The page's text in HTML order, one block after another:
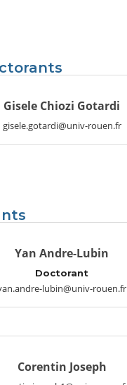
Gisele Chiozi Gotardi
gisele.gotardi@univ-rouen.fr
Yan Andre-Lubin
Doctorant
lubin@univ-rouen.fr
Corentin Joseph